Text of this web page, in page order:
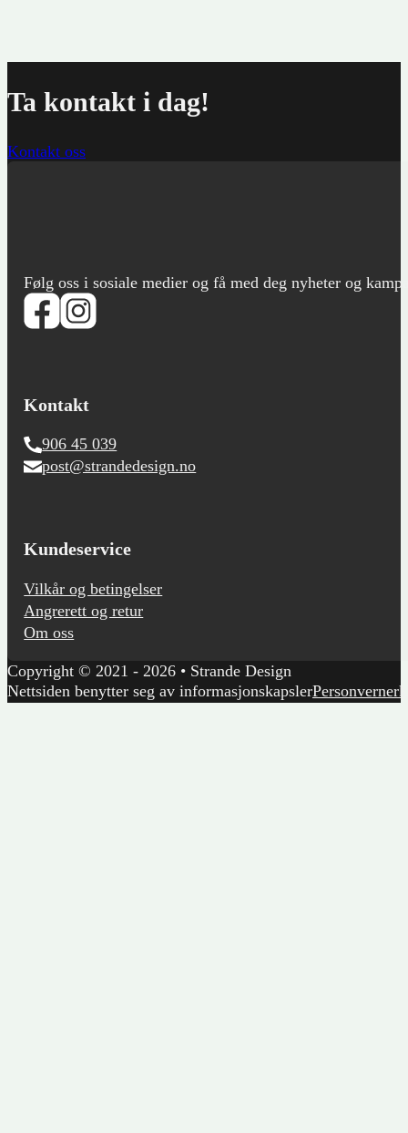
Ta kontakt i dag!
Kontakt oss
Følg oss i sosiale medier og få med deg nyheter og
Kontakt
906 45 039
post@strandedesign.no
Kundeservice
Vilkår og betingelser
Angrerett og retur
Om oss
Copyright © 2021 - 2026 • Strande Design
Nettsiden benytter seg av informasjonskapsler